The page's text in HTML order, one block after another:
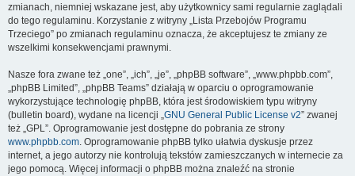
zmianach, niemniej wskazane jest, aby użytkownicy sami regularnie zaglądali
do tego regulaminu. Korzystanie z witryny „Lista Przebojów Programu
Trzeciego” po zmianach regulaminu oznacza, że akceptujesz te zmiany ze
wszelkimi konsekwencjami prawnymi.
Nasze fora zwane też „one”, „ich”, „je”, „phpBB software”, „www.phpbb.com”,
„phpBB Limited”, „phpBB Teams” działają w oparciu o oprogramowanie
wykorzystujące technologię phpBB, która jest środowiskiem typu witryny
(bulletin board), wydane na licencji „GNU General Public License v2” zwanej
też „GPL”. Oprogramowanie jest dostępne do pobrania ze strony
www.phpbb.com. Oprogramowanie phpBB tylko ułatwia dyskusje przez
internet, a jego autorzy nie kontrolują tekstów zamieszczanych w internecie za
jego pomocą. Więcej informacji o phpBB można znaleźć na stronie